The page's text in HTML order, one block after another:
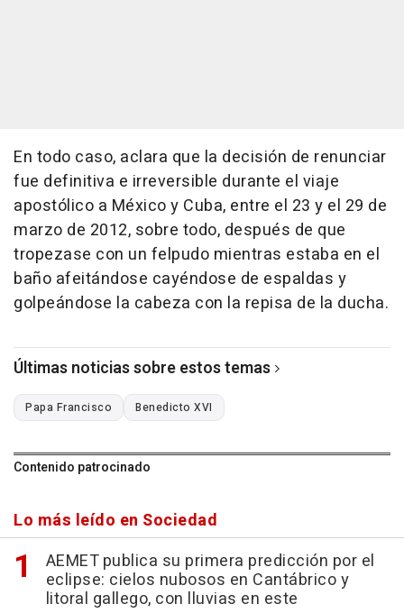
En todo caso, aclara que la decisión de renunciar
fue definitiva e irreversible durante el viaje
apostólico a México y Cuba, entre el 23 y el 29 de
marzo de 2012, sobre todo, después de que
tropezase con un felpudo mientras estaba en el
baño afeitándose cayéndose de espaldas y
golpeándose la cabeza con la repisa de la ducha.
Últimas noticias sobre estos temas
Papa Francisco Benedicto XVI
Contenido patrocinado
Lo más leído en Sociedad
AEMET publica su primera predicción por el
eclipse: cielos nubosos en Cantábrico y
litoral gallego, con lluvias en este